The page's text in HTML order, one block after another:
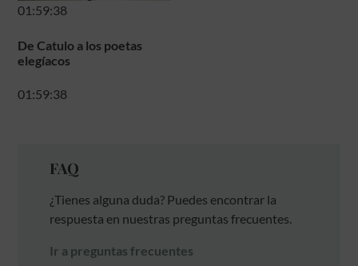
01:59:38
De Catulo a los poetas
elegíacos
01:59:38
FAQ
¿Tienes alguna duda? Puedes encontrar la
respuesta en nuestras preguntas frecuentes.
Ir a preguntas frecuentes